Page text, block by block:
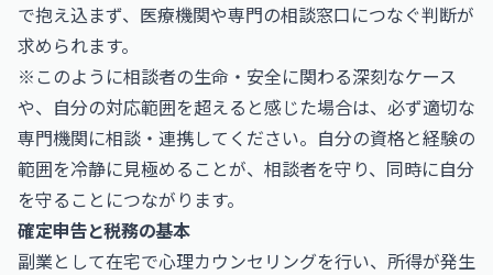
で抱え込まず、医療機関や専門の相談窓口につなぐ判断が
求められます。
※このように相談者の生命・安全に関わる深刻なケース
や、自分の対応範囲を超えると感じた場合は、必ず適切な
専門機関に相談・連携してください。自分の資格と経験の
範囲を冷静に見極めることが、相談者を守り、同時に自分
を守ることにつながります。
確定申告と税務の基本
副業として在宅で心理カウンセリングを行い、所得が発生